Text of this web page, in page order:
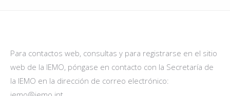
Para contactos web, consultas y para registrarse en el sitio
web de la IEMO, póngase en contacto con la Secretaría de
la IEMO en la dirección de correo electrónico: